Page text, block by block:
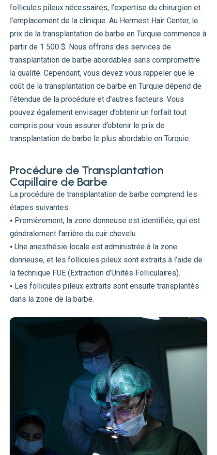
follicules pileux nécessaires, l’expertise du chirurgien et
l’emplacement de la clinique. Au Hermest Hair Center, le
prix de la transplantation de barbe en Turquie commence à
partir de 1 500 $. Nous offrons des services de
transplantation de barbe abordables sans compromettre
la qualité. Cependant, vous devez vous rappeler que le
coût de la transplantation de barbe en Turquie dépend de
l’étendue de la procédure et d’autres facteurs. Vous
pouvez également envisager d’obtenir un forfait tout
compris pour vous assurer d’obtenir le prix de
transplantation de barbe le plus abordable en Turquie.
Procédure de Transplantation
Capillaire de Barbe
La procédure de transplantation de barbe comprend les
étapes suivantes :
⦁ Premièrement, la zone donneuse est identifiée, qui est
généralement l’arrière du cuir chevelu.
⦁ Une anesthésie locale est administrée à la zone
donneuse, et les follicules pileux sont extraits à l’aide de
la technique FUE (Extraction d’Unités Folliculaires).
⦁ Les follicules pileux extraits sont ensuite transplantés
dans la zone de la barbe.